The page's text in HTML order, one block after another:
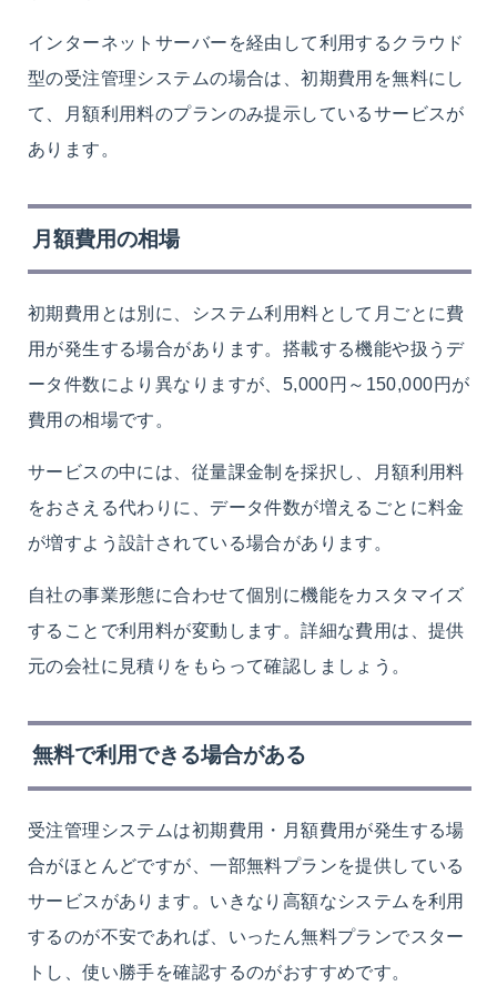
インターネットサーバーを経由して利用するクラウド
型の受注管理システムの場合は、初期費用を無料にし
て、月額利用料のプランのみ提示しているサービスが
あります。
月額費用の相場
初期費用とは別に、システム利用料として月ごとに費
用が発生する場合があります。搭載する機能や扱うデ
ータ件数により異なりますが、5,000円～150,000円が
費用の相場です。
サービスの中には、従量課金制を採択し、月額利用料
をおさえる代わりに、データ件数が増えるごとに料金
が増すよう設計されている場合があります。
自社の事業形態に合わせて個別に機能をカスタマイズ
することで利用料が変動します。詳細な費用は、提供
元の会社に見積りをもらって確認しましょう。
無料で利用できる場合がある
受注管理システムは初期費用・月額費用が発生する場
合がほとんどですが、一部無料プランを提供している
サービスがあります。いきなり高額なシステムを利用
するのが不安であれば、いったん無料プランでスター
トし、使い勝手を確認するのがおすすめです。